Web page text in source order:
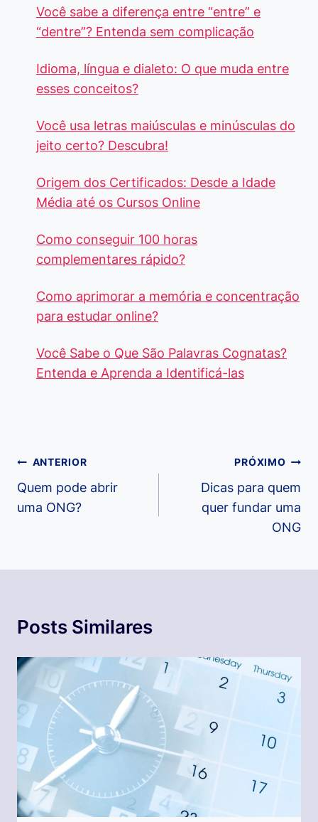
Você sabe a diferença entre “entre” e
“dentre”? Entenda sem complicação
Idioma, língua e dialeto: O que muda entre
esses conceitos?
Você usa letras maiúsculas e minúsculas do
jeito certo? Descubra!
Origem dos Certificados: Desde a Idade
Média até os Cursos Online
Como conseguir 100 horas
complementares rápido?
Como aprimorar a memória e concentração
para estudar online?
Você Sabe o Que São Palavras Cognatas?
Entenda e Aprenda a Identificá-las
Navegação
de
Post
ANTERIOR
Quem pode abrir
uma ONG?
PRÓXIMO
Dicas para quem
quer fundar uma
ONG
Posts Similares